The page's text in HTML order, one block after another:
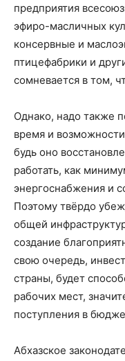
предприятия
эфиро-масличных
консервные и
птицефабрики и
сомневается в том,
Однако, надо также
время и
будь оно
работать, как
энергоснабжения и
Поэтому твёрдо
общей
создание
свою очередь,
страны, будет
рабочих мест,
поступления в
Абхазское